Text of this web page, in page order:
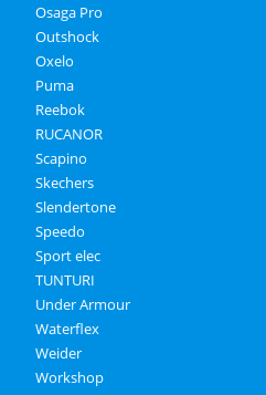
Osaga Pro
Outshock
Oxelo
Puma
Reebok
RUCANOR
Scapino
Skechers
Slendertone
Speedo
Sport elec
TUNTURI
Under Armour
Waterflex
Weider
Workshop